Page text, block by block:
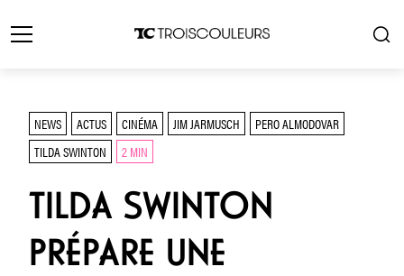
NEWS ACTUS CINÉMA JIM JARMUSCH
PERO ALMODOVAR
TILDA SWINTON
2 MIN
TILDA SWINTON
PRÉPARE UNE